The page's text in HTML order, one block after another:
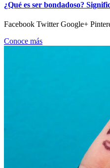
¿Qué es ser bondadoso?
Facebook Twitter Google+
Conoce más